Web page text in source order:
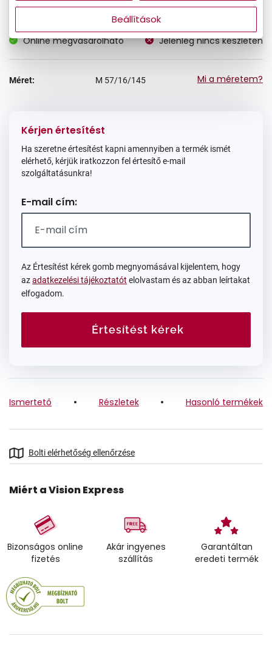
Online megvásárolható Jelenleg nincs készleten
Méret: M 57/16/145 Mi a méretem?
Kérjen értesítést
Ha szeretne értesítést kapni amennyiben a termék ismét
elérhető, kérjük iratkozzon fel értesítő e-mail
szolgáltatásunkra!
E-mail cím:
Az Értesítést kérek gomb megnyomásával kijelentem, hogy
azadatkezelési tájékoztatót elolvastam és az abban leírtakat
elfogadom.
Értesítést kérek
Ismertető Részletek Hasonló termékek
Bolti elérhetőség ellenőrzése
Miért a Vision Express
Bizonságos online
fizetés
Akár ingyenes
szállítás
Garantáltan
eredeti termék
Beállítások